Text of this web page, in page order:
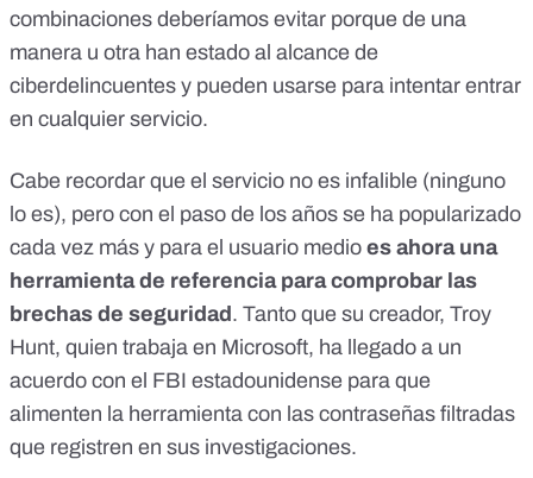
combinaciones deberíamos evitar porque de una
manera u otra han estado al alcance de
ciberdelincuentes y pueden usarse para intentar entrar
en cualquier servicio.
Cabe recordar que el servicio no es infalible (ninguno
lo es), pero con el paso de los años se ha popularizado
cada vez más y para el usuario medio es ahora una
herramienta de referencia para comprobar las
brechas de seguridad . Tanto que su creador, Troy
Hunt, quien trabaja en Microsoft, ha llegado a un
acuerdo con el FBI estadounidense para que
alimenten la herramienta con las contraseñas filtradas
que registren en sus investigaciones.